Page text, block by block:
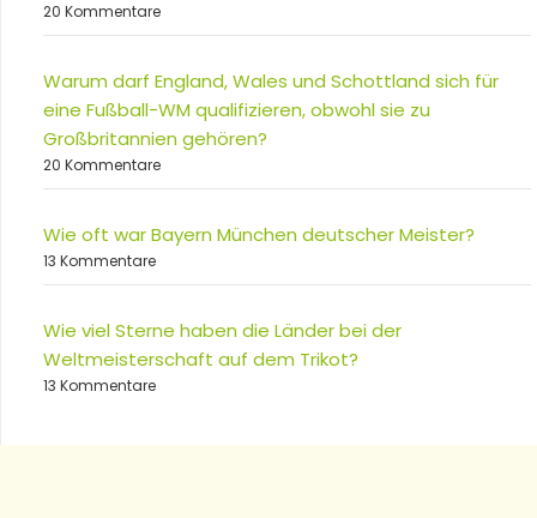
20 Kommentare
Warum darf England, Wales und Schottland sich für
eine Fußball-WM qualifizieren, obwohl sie zu
Großbritannien gehören?
20 Kommentare
Wie oft war Bayern München deutscher Meister?
13 Kommentare
Wie viel Sterne haben die Länder bei der
Weltmeisterschaft auf dem Trikot?
13 Kommentare